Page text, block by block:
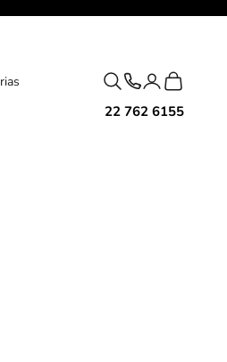
22 762 6155
Pesquisar Carrinho